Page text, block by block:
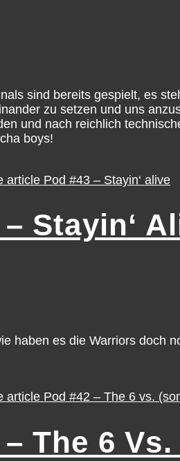
sind bereits gespielt, es
zu setzen und uns
und nach reichlich
boys!
Stayin‘
haben es die Warriors doch
– The 6